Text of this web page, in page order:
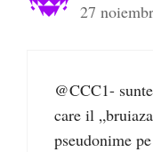
27
@CCC1-
care il
pseudonime